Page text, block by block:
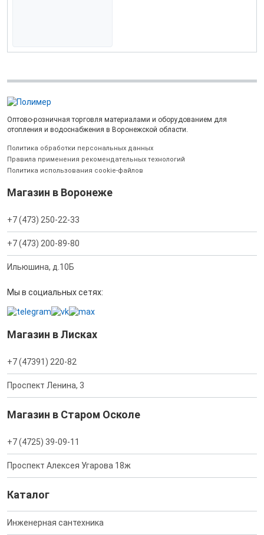
Оптово-розничная торговля материалами и оборудованием для
отопления и водоснабжения в Воронежской области.
Политика обработки персональных данных
Правила применения рекомендательных технологий
Политика использования cookie-файлов
Магазин в Воронеже
+7 (473) 250-22-33
+7 (473) 200-89-80
Ильюшина, д.10Б
Мы в социальных сетях:
Магазин в Лисках
+7 (47391) 220-82
Проспект Ленина, 3
Магазин в Старом Осколе
+7 (4725) 39-09-11
Проспект Алексея Угарова 18ж
Каталог
Инженерная сантехника